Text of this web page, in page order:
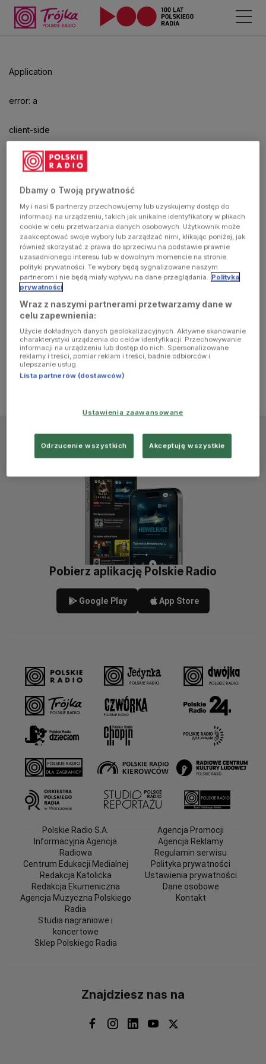
Application
error: a
client-side
exception
has
occurred
(see the
browser
console for
more
information)
aby
odtwarzać.
Pobierz aplikację Polskie Radio
Google Play App Store
Polskie Radio S.A.
Informacyjna Agencja
Radiowa
Centrum Edukacji Medialnej
Redakcja Katolicka
Redakcja Ekumeniczna
Agencja Muzyczna Polskiego
Radia
Studia nagraniowe i
koncertowe
Sklep Polskiego Radia
Agencja Promocji
Agencja Reklamy
Regulamin serwisu
Polityka prywatności
Ustawienia prywatności
Dane osobowe
Kontakt
Znajdziesz nas na
Dbamy o Twoją prywatność
My i nasi5 partnerzy przechowujemy lub uzyskujemy dostęp do
informacji na urządzeniu, takich jak unikalne identyfikatory w plikach
cookie w celu przetwarzania danych osobowych. Użytkownik może
zaakceptować swoje wybory lub zarządzać nimi, klikając poniżej, jak
również skorzystać z prawa do sprzeciwu na podstawie prawnie
uzasadnionego interesu lub w dowolnym momencie na stronie
polityki prywatności. Te wybory będą sygnalizowane naszym
partnerom i nie będą miały wpływu na dane przeglądania. Polityka
prywatności
Wraz z naszymi partnerami przetwarzamy dane w
celu zapewnienia:
Użycie dokładnych danych geolokalizacyjnych. Aktywne skanowanie
charakterystyki urządzenia do celów identyfikacji. Przechowywanie
informacji na urządzeniu lub dostęp do nich. Spersonalizowane
reklamy i treści, pomiar reklam i treści, badnie odbiorców i
ulepszanie usług.
Lista partnerów (dostawców)
Ustawienia zaawansowane
Odrzucenie wszystkich Akceptuję wszystkie